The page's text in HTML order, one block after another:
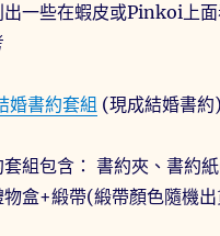
出一些在蝦皮或Pinkoi上
婚書約套組 (現成結婚書約)
套組包含： 書約夾、書約
盒+緞帶(緞帶顏色隨機出